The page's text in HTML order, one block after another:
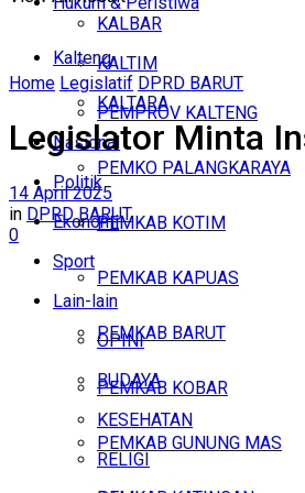
KALBAR
KALTIM
KALTARA
Nasional
Politik
Ekonomi
Sport
Lain-lain
OPINI
BUDAYA
KESEHATAN
RELIGI
Kalteng
PEMPROV KALTENG
PEMKO PALANGKARAYA
PEMKAB KOTIM
PEMKAB KAPUAS
PEMKAB BARUT
PEMKAB KOBAR
PEMKAB GUNUNG MAS
Home Legislatif DPRD BARUT
Legislator Minta
14 April 2025
in DPRD BARUT
0